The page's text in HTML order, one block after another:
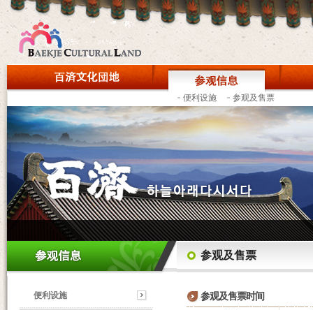
便利设施 参观及售票
便利设施
参观及售票
参观及售票时间